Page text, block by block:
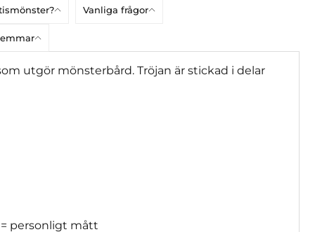
Vanliga frågor
utgör mönsterbård. Tröjan är stickad i delar
= personligt mått